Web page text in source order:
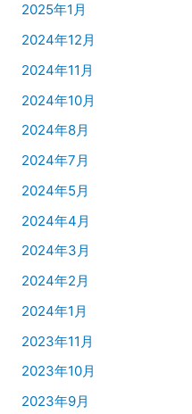
2025年1月
2024年12月
2024年11月
2024年10月
2024年8月
2024年7月
2024年5月
2024年4月
2024年3月
2024年2月
2024年1月
2023年11月
2023年10月
2023年9月